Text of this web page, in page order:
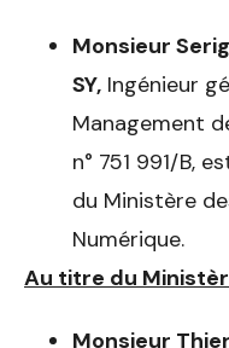
Monsieur
SY, Ingénieur
Management
n° 751 991/B,
du Ministère
Numérique.
Au titre du
Monsieur